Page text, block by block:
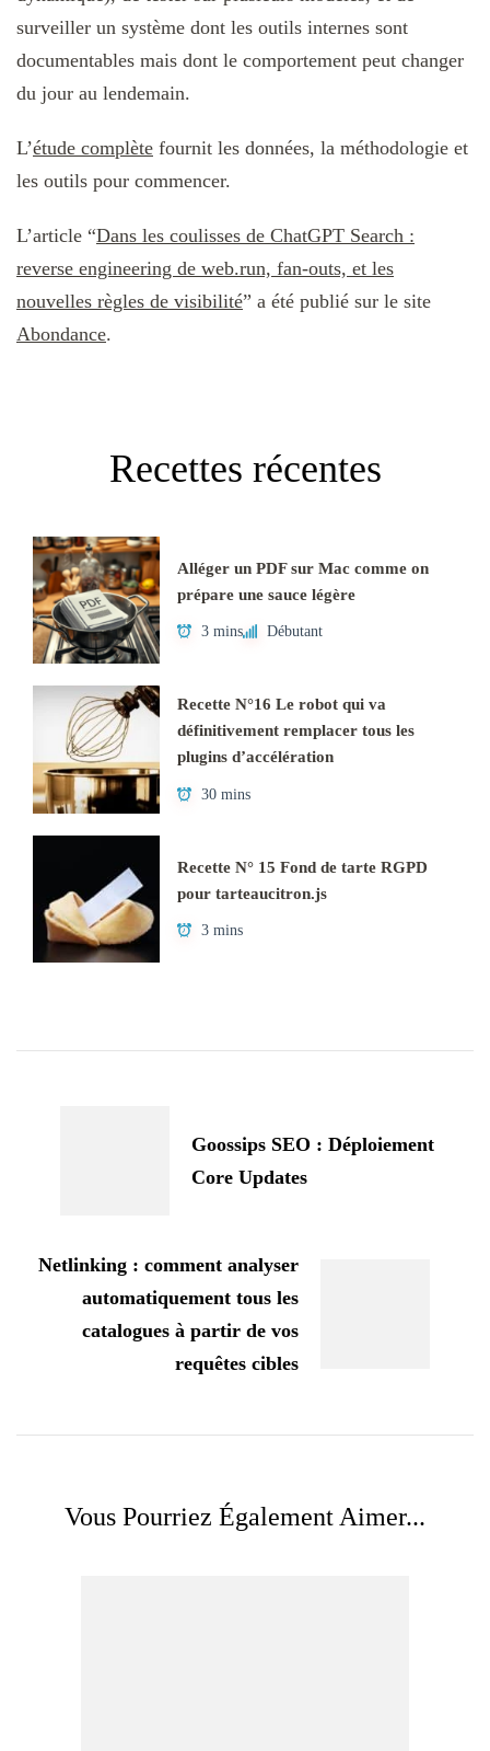
surveiller un système dont les outils internes sont
documentables mais dont le comportement peut changer
du jour au lendemain.
L’étude complète fournit les données, la méthodologie et
les outils pour commencer.
L’article “Dans les coulisses de ChatGPT Search :
reverse engineering de web.run, fan-outs, et les
nouvelles règles de visibilité” a été publié sur le site
Abondance.
Recettes récentes
Alléger un PDF sur Mac comme on
prépare une sauce légère
3 mins Débutant
Recette N°16 Le robot qui va
définitivement remplacer tous les
plugins d’accélération
30 mins
Recette N° 15 Fond de tarte RGPD
pour tarteaucitron.js
3 mins
Goossips SEO : Déploiement
Core Updates
Netlinking : comment analyser
automatiquement tous les
catalogues à partir de vos
requêtes cibles
Vous Pourriez Également Aimer...